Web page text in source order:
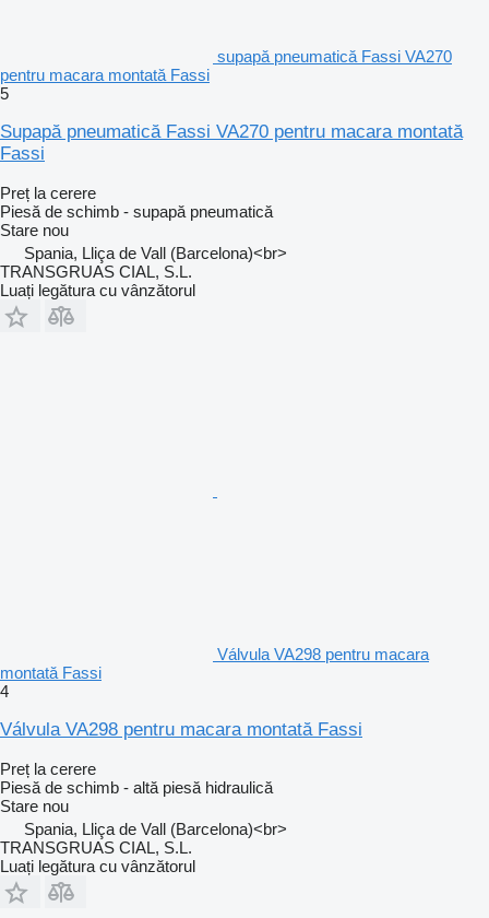
supapă pneumatică Fassi VA270
pentru macara montată Fassi
5
Supapă pneumatică Fassi VA270 pentru macara montată
Fassi
Preț la cerere
Piesă de schimb - supapă pneumatică
Stare nou
Spania, Lliça de Vall (Barcelona)<br>
TRANSGRUAS CIAL, S.L.
Luați legătura cu vânzătorul
Válvula VA298 pentru macara
montată Fassi
4
Válvula VA298 pentru macara montată Fassi
Preț la cerere
Piesă de schimb - altă piesă hidraulică
Stare nou
Spania, Lliça de Vall (Barcelona)<br>
TRANSGRUAS CIAL, S.L.
Luați legătura cu vânzătorul